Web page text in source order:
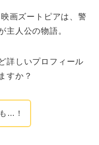
画ズートピアは、警
主人公の物語。
詳しいプロフィール
すか？
…！